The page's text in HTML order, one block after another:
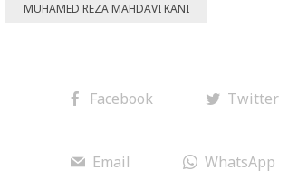
MUHAMED REZA MAHDAVI KANI
Facebook Twitter
Email WhatsApp